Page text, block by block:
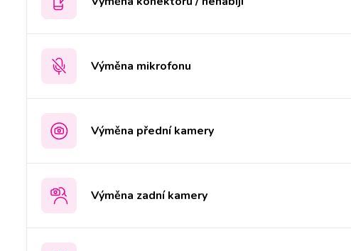
Výměna mikrofonu
Výměna přední kamery
Výměna zadní kamery